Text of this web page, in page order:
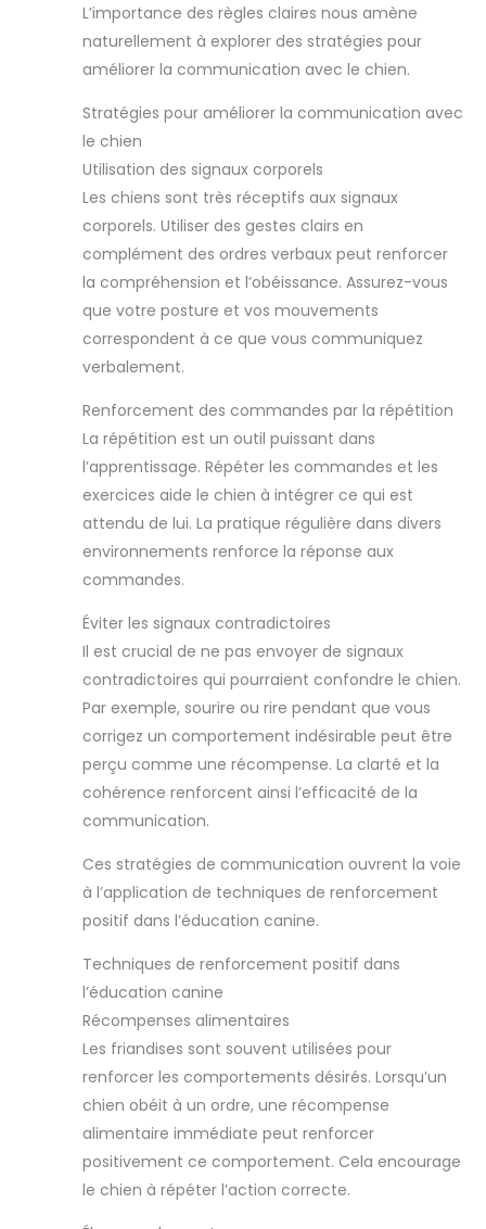
L’importance des règles claires nous amène
naturellement à explorer des stratégies pour
améliorer la communication avec le chien.
Stratégies pour améliorer la communication avec
le chien
Utilisation des signaux corporels
Les chiens sont très réceptifs aux signaux
corporels. Utiliser des gestes clairs en
complément des ordres verbaux peut renforcer
la compréhension et l’obéissance. Assurez-vous
que votre posture et vos mouvements
correspondent à ce que vous communiquez
verbalement.
Renforcement des commandes par la répétition
La répétition est un outil puissant dans
l’apprentissage. Répéter les commandes et les
exercices aide le chien à intégrer ce qui est
attendu de lui. La pratique régulière dans divers
environnements renforce la réponse aux
commandes.
Éviter les signaux contradictoires
Il est crucial de ne pas envoyer de signaux
contradictoires qui pourraient confondre le chien.
Par exemple, sourire ou rire pendant que vous
corrigez un comportement indésirable peut être
perçu comme une récompense. La clarté et la
cohérence renforcent ainsi l’efficacité de la
communication.
Ces stratégies de communication ouvrent la voie
à l’application de techniques de renforcement
positif dans l’éducation canine.
Techniques de renforcement positif dans
l’éducation canine
Récompenses alimentaires
Les friandises sont souvent utilisées pour
renforcer les comportements désirés. Lorsqu’un
chien obéit à un ordre, une récompense
alimentaire immédiate peut renforcer
positivement ce comportement. Cela encourage
le chien à répéter l’action correcte.